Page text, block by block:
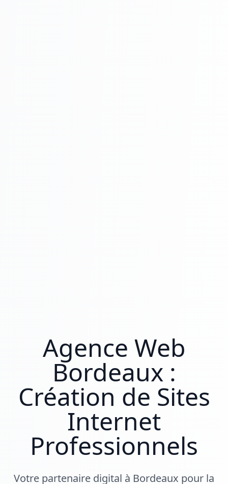
Agence Web
Bordeaux :
Création de Sites
Internet
Professionnels
Votre partenaire digital à Bordeaux pour la